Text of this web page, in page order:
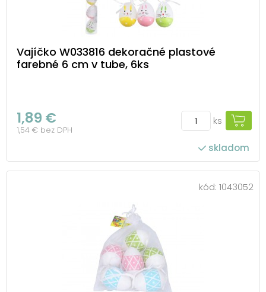
Vajíčko W033816 dekoračné plastové
farebné 6 cm v tube, 6ks
1,89 €
1,54 € bez DPH
ks
skladom
kód: 1043052